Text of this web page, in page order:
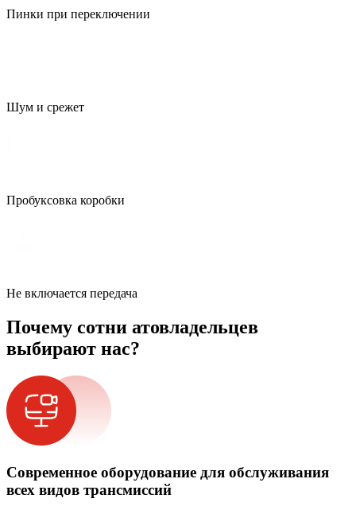
Пинки при переключении
Шум и срежет
Пробуксовка коробки
Не включается передача
Почему сотни атовладельцев
выбирают нас?
Современное оборудование для обслуживания
всех видов трансмиссий